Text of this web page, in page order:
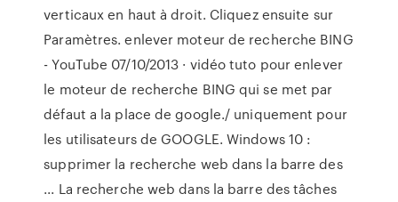
verticaux en haut à droit. Cliquez ensuite sur
Paramètres. enlever moteur de recherche BING
- YouTube 07/10/2013 · vidéo tuto pour enlever
le moteur de recherche BING qui se met par
défaut a la place de google./ uniquement pour
les utilisateurs de GOOGLE. Windows 10 :
supprimer la recherche web dans la barre des
... La recherche web dans la barre des tâches